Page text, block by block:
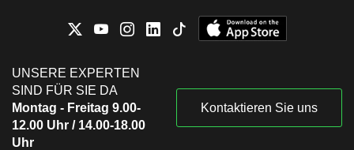
UNSERE EXPERTEN
SIND FÜR SIE DA
Montag - Freitag 9.00-
12.00 Uhr / 14.00-18.00
Uhr
Kontaktieren Sie uns